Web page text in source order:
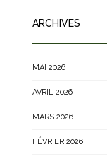
ARCHIVES
MAI 2026
AVRIL 2026
MARS 2026
FÉVRIER 2026